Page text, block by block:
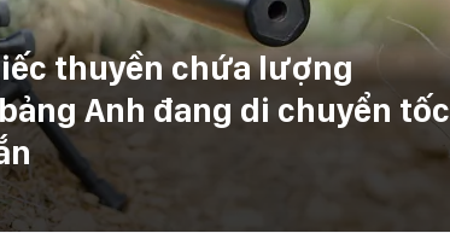
thuyền chứa lượng
Anh đang di chuyển tốc